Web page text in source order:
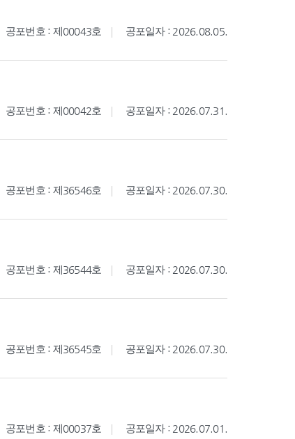
공포번호 : 제00043호 공포일자 : 2026.08.05.
공포번호 : 제00042호 공포일자 : 2026.07.31.
공포번호 : 제36546호 공포일자 : 2026.07.30.
공포번호 : 제36544호 공포일자 : 2026.07.30.
공포번호 : 제36545호 공포일자 : 2026.07.30.
공포번호 : 제00037호 공포일자 : 2026.07.01.